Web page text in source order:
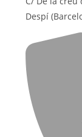
Despí